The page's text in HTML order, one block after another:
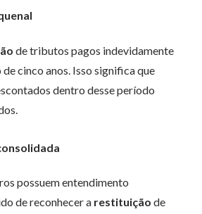
de tributos pagos indevidamente
cinco anos. Isso significa que
dentro desse período
possuem entendimento
de reconhecer a restituição de